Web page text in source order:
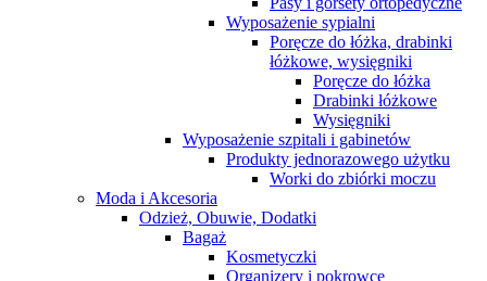
Wyposażenie sypialni
Poręcze do łóżka, drabinki
łóżkowe, wysięgniki
Poręcze do łóżka
Drabinki łóżkowe
Wysięgniki
Wyposażenie szpitali i gabinetów
Produkty jednorazowego użytku
Worki do zbiórki moczu
Moda i Akcesoria
Odzież, Obuwie, Dodatki
Bagaż
Kosmetyczki
Organizery i pokrowce